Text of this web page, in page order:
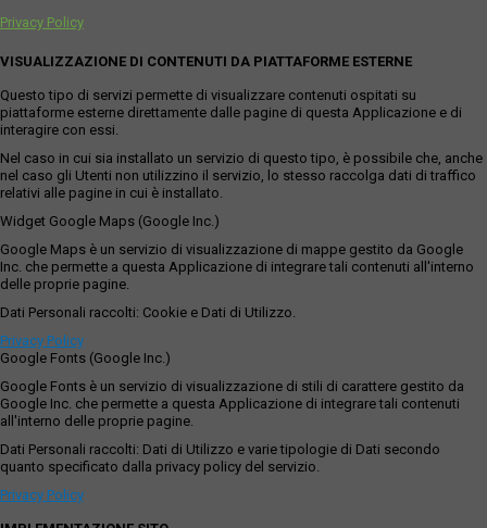
Privacy Policy
VISUALIZZAZIONE DI CONTENUTI DA PIATTAFORME ESTERNE
Questo tipo di servizi permette di visualizzare contenuti ospitati su
piattaforme esterne direttamente dalle pagine di questa Applicazione e di
interagire con essi.
Nel caso in cui sia installato un servizio di questo tipo, è possibile che, anche
nel caso gli Utenti non utilizzino il servizio, lo stesso raccolga dati di traffico
relativi alle pagine in cui è installato.
Widget Google Maps (Google Inc.)
Google Maps è un servizio di visualizzazione di mappe gestito da Google
Inc. che permette a questa Applicazione di integrare tali contenuti all'interno
delle proprie pagine.
Dati Personali raccolti: Cookie e Dati di Utilizzo.
Privacy Policy
Google Fonts (Google Inc.)
Google Fonts è un servizio di visualizzazione di stili di carattere gestito da
Google Inc. che permette a questa Applicazione di integrare tali contenuti
all'interno delle proprie pagine.
Dati Personali raccolti: Dati di Utilizzo e varie tipologie di Dati secondo
quanto specificato dalla privacy policy del servizio.
Privacy Policy